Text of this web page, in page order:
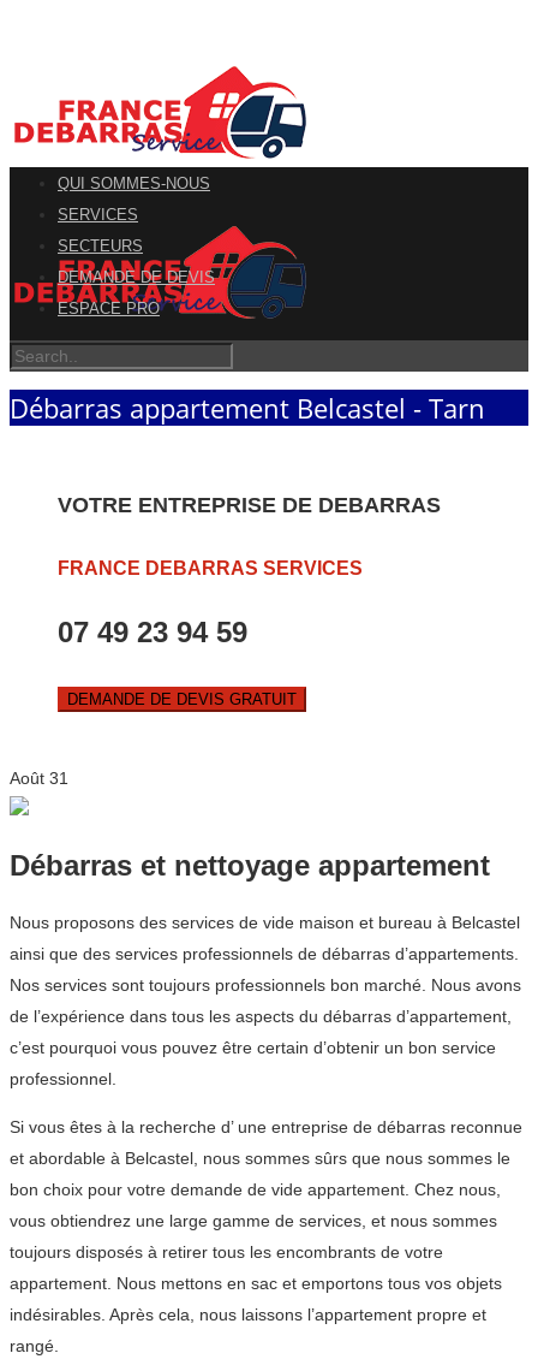
QUI SOMMES-NOUS
SERVICES
SECTEURS
DEMANDE DE DEVIS
ESPACE PRO
Débarras appartement Belcastel - Tarn
VOTRE ENTREPRISE DE DEBARRAS
FRANCE DEBARRAS SERVICES
07 49 23 94 59
DEMANDE DE DEVIS GRATUIT
Août 31
Débarras et nettoyage appartement
Nous proposons des services de vide maison et bureau à Belcastel
ainsi que des services professionnels de débarras d’appartements.
Nos services sont toujours professionnels bon marché. Nous avons
de l’expérience dans tous les aspects du débarras d’appartement,
c’est pourquoi vous pouvez être certain d’obtenir un bon service
professionnel.
Si vous êtes à la recherche d’ une entreprise de débarras reconnue
et abordable à Belcastel, nous sommes sûrs que nous sommes le
bon choix pour votre demande de vide appartement. Chez nous,
vous obtiendrez une large gamme de services, et nous sommes
toujours disposés à retirer tous les encombrants de votre
appartement. Nous mettons en sac et emportons tous vos objets
indésirables. Après cela, nous laissons l’appartement propre et
rangé.